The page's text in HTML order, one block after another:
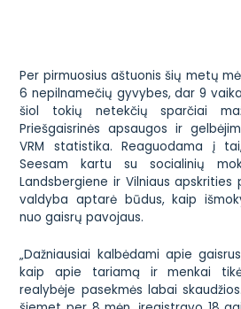
Per pirmuosius aštuonis šių metų
6 nepilnamečių gyvybes, dar 9
šiol tokių netekčių sparčiai
Priešgaisrinės apsaugos ir
VRM statistika. Reaguodama į
Seesam kartu su socialinių
Landsbergiene ir Vilniaus apskrities
valdyba aptarė būdus, kaip
nuo gaisrų pavojaus.
„Dažniausiai kalbėdami apie
kaip apie tariamą ir menkai
realybėje pasekmės labai